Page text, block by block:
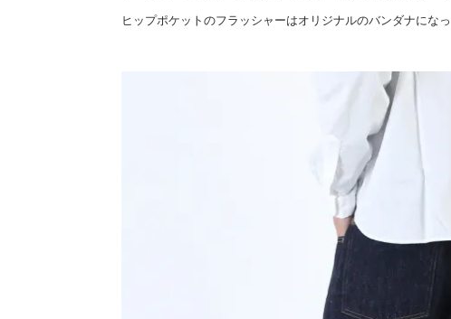
ヒップポケットのフラッシャーはオリジナルのバンダナにな